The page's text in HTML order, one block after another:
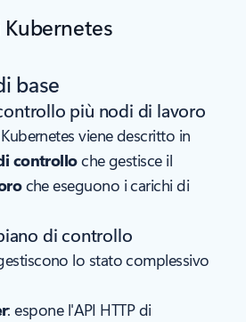
base
più nodi di lavoro
viene descritto in
controlloche gestisce il
che eseguono i carichi di
di controllo
lo stato complessivo
: espone l'API HTTP di